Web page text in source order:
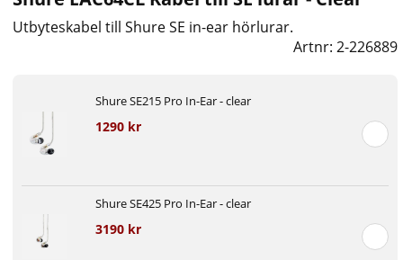
Utbyteskabel till Shure SE in-ear hörlurar.
Artnr:2-226889
Shure SE215 Pro In-Ear - clear
1290 kr
Shure SE425 Pro In-Ear - clear
3190 kr